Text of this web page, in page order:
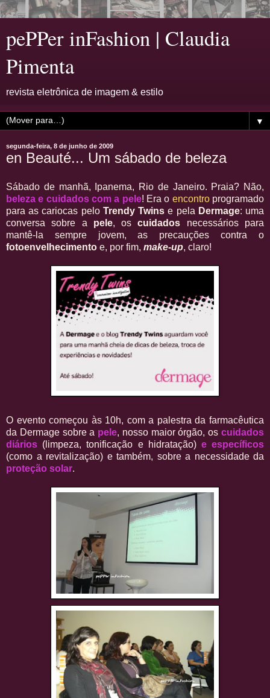
pePPer inFashion | Claudia
Pimenta
revista eletrônica de imagem & estilo
▼
segunda-feira, 8 de junho de 2009
en Beauté... Um sábado de beleza
Sábado de manhã, Ipanema, Rio de Janeiro. Praia? Não,
beleza e cuidados com a pele! Era o encontroprogramado
para as cariocas pelo Trendy Twins e pela Dermage: uma
conversa sobre a pele, oscuidados necessários para
mantê-la sempre jovem, as precauções contra o
fotoenvelhecimento e, por fim, make-up, claro!
O evento começou às 10h, com a palestra da farmacêutica
da Dermage sobre a pele, nosso maior órgão, oscuidados
diários (limpeza, tonificação e hidratação) e específicos
(como a revitalização) e também, sobre a necessidade da
proteção solar.